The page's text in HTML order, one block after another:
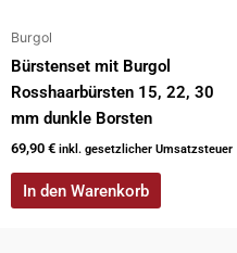
Burgol
Bürstenset mit Burgol
Rosshaarbürsten 15, 22, 30
mm dunkle Borsten
69,90 € inkl. gesetzlicher Umsatzsteuer
In den Warenkorb